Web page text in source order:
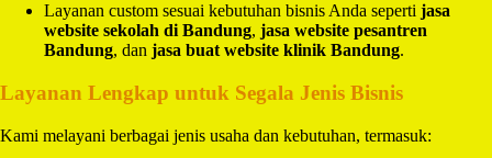
Layanan custom sesuai kebutuhan bisnis Anda seperti jasa
website sekolah di Bandung, jasa website pesantren
Bandung, dan jasa buat website klinik Bandung.
Layanan Lengkap untuk Segala Jenis Bisnis
Kami melayani berbagai jenis usaha dan kebutuhan, termasuk: